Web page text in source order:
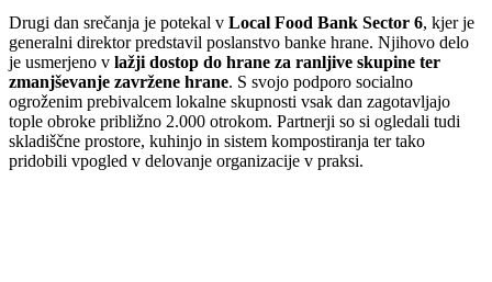
Drugi dan srečanja je potekal v Local Food Bank Sector 6, kjer je
generalni direktor predstavil poslanstvo banke hrane. Njihovo delo
je usmerjeno v lažji dostop do hrane za ranljive skupine ter
zmanjševanje zavržene hrane. S svojo podporo socialno
ogroženim prebivalcem lokalne skupnosti vsak dan zagotavljajo
tople obroke približno 2.000 otrokom. Partnerji so si ogledali tudi
skladiščne prostore, kuhinjo in sistem kompostiranja ter tako
pridobili vpogled v delovanje organizacije v praksi.